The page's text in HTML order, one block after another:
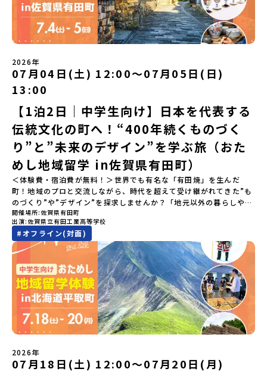
らではの大自然や歴史を「五感」でフル体験！カヌーに乗ったり、
伝統文化に触れたり、本物の冒険が待っています！🔥 ②「初めまし
て」が「一生の友達」に変わる！全国から「新しいことに挑戦した
い！」「今の自分を変えたい！」と思っている同世代の中学生が大
集合！地元の高校生と一緒にご飯を食べて語り合えば、たった数日
で最高の仲間になる！🔥 ③宿泊費・体験費はなんと【無料】！親元
を離れる初めての一人旅でも大丈夫。頼れるスタッフがしっかりサ
ポートするので安心・安全です！ーーーーーーーーーーーーーーー
ーーーーーーーーー📺 全体オンライン説明会（アーカイブ配信）
2026年4月22日に開催された説明会の録画をご覧いただけます。こ
の動画を見れば、あなたの「なんとなく不安」が「絶対に行ってみ
たい！」に変わるはず💡お家からリラックスして視聴してみてくだ
さいね😊▶︎全体説明会のアーカイブはこちら（アーカイブを視聴す
る）YouTube：https://youtu.be/Yt8nd04aNgA?
si=e5erbspvwz5O8_uF【アーカイブ内容】・おためし地域留学の
魅力・メリット・2026年度、日本全国20以上の対象地域について・
安心のサポート体制・質疑応答※各地域の詳細なプログラムは、以
下の【STEP2】個別説明会にて紹介しています。ーーーーーーーー
ーーーーーーーーーーーーーーーー💡疑問も不安もワクワクに変え
る！2つのステップ知りたいことに合わせて、2つの説明会をご活用
ください！【STEP1】全体オンライン説明会の視聴（☆上の動画で
いつでも視聴可能です） 〜まずは「おためし地域留学」を知りたい
方へ〜プログラムの全体像や魅力、サポート体制について解説しま
す。 【STEP2】個別プログラム説明会（☆順次ページを公開しま
す）〜「地域別のプログラム」を具体的に知りたい方へ〜 「現地で
は何をするの？」という疑問にお答えする説明会です。その場所な
らではのプログラムをたっぷりお伝えします！🚩現在公開中の個別
説明会はこちらから（順次公開予定）【5/7(木)】北海道平取町
【5/8(金)】熊本県芦北町▼おためし地域留学の情報▼おためし地域
体験」のプログラム開催情報を公式LINEにて配信中！ぜひご登録く
ださい♪気になることや不安な点は、LINEから気軽にご相談くださ
2026年
07月04日(土) 12:00〜07月05日(日)
13:00
【1泊2日｜中学生向け】日本を代表する
伝統文化の町へ！“400年続くものづく
り”と”未来のデザイン”を学ぶ旅（おた
めし地域留学 in佐賀県有田町）
＜体験費・宿泊費が無料！＞世界でも有名な「有田焼」を生んだ
町！地域のプロと交流しながら、時代を超えて受け継がれてきた”も
のづくり”や”デザイン”を探求しませんか？「地元以外の暮らしや文
化が気になる。いつか留学してみたい！」「豊かな自然と伝統文
化、町並みに興味がある！」「ものづくりやきれいなデザインが好
き！」そんな中学生のみなさんにおすすめ！「おためし地域留学体
験」は、日本全国約200の高校と連携し、地域の枠を超えて学校生活
を送る「地域みらい留学」をプチ体験できるプログラムです。はじ
めてのひとり旅でも安心！現地でもスタッフがしっかりとサポート
いたします。今回のフィールドは「佐賀県有田町（ありたちょ
う）」佐賀県の西部にある有田町は、江戸時代から400年以上続く
「窯業（ようぎょう）」の町。 窯（かま）で粘土を焼いてつくるも
のづくりが、この町の文化として今も受け継がれています。世界で
も知られる「有田焼」は、この窯業の中から生まれました。長い歴
史の中で積み重ねられてきた技術や工夫、そして“つくる人の想
い”が、この町には残っています。また、文化施設が「日本遺産」や
「日本の20世紀遺産」に認定されるなど日本を代表する伝統工芸の
開催場所 佐賀県有田町
出演 佐賀県立有田工業高等学校
#オフライン(対面)
2026年
07月18日(土) 12:00〜07月20日(月)